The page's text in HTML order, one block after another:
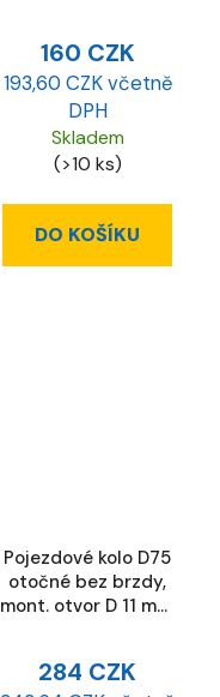
160 CZK
193,60 CZK včetně
DPH
Skladem
(>10 ks)
DO KOŠÍKU
Pojezdové kolo D75
otočné bez brzdy,
mont. otvor D 11 mm,
284 CZK